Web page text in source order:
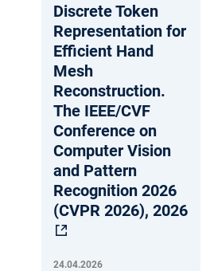
Discrete Token
Representation for
Efficient Hand
Mesh
Reconstruction.
The IEEE/CVF
Conference on
Computer Vision
and Pattern
Recognition 2026
(CVPR 2026), 2026
24.04.2026